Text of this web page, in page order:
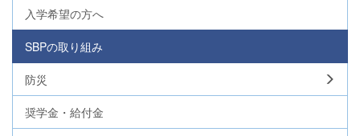
入学希望の方へ
SBPの取り組み
防災
奨学金・給付金